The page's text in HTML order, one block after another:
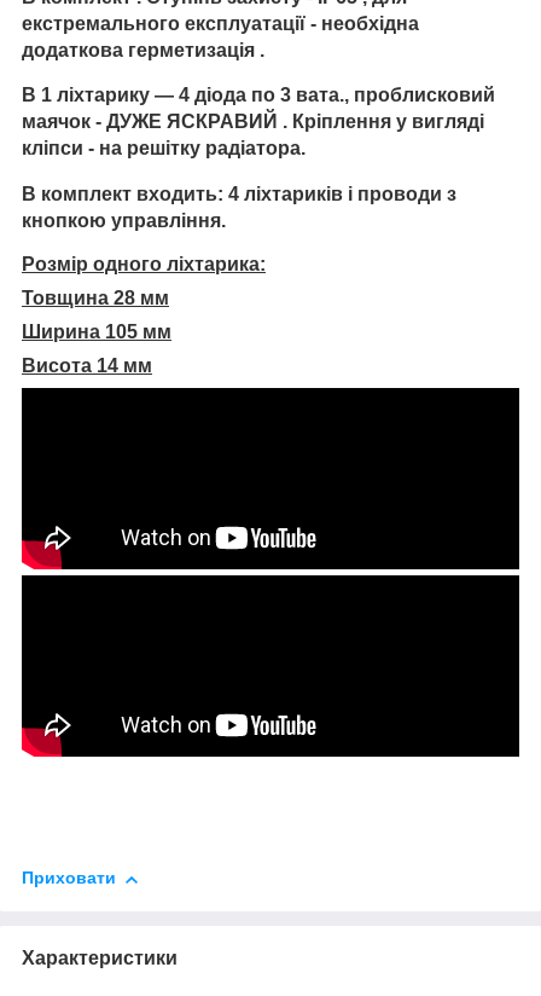
екстремального експлуатації - необхідна
додаткова герметизація .
В 1 ліхтарику ― 4 діода по 3 вата., проблисковий
маячок - ДУЖЕ ЯСКРАВИЙ . Кріплення у вигляді
кліпси - на решітку радіатора.
В комплект входить: 4 ліхтариків і проводи з
кнопкою управління.
Розмір одного ліхтарика:
Товщина 28 мм
Ширина 105 мм
Висота 14 мм
Приховати
Характеристики